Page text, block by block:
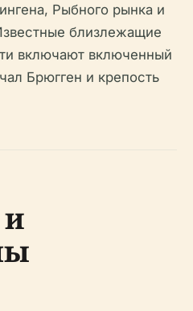
Рыбного рынка и
близлежащие
включают включенный
Брюгген и крепость